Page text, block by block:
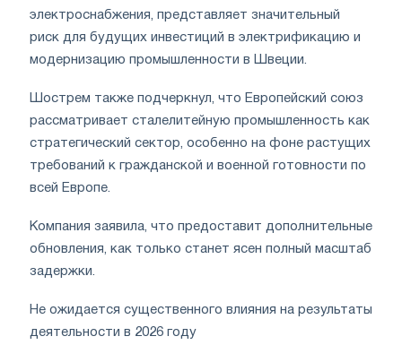
электроснабжения, представляет значительный
риск для будущих инвестиций в электрификацию и
модернизацию промышленности в Швеции.
Шострем также подчеркнул, что Европейский союз
рассматривает сталелитейную промышленность как
стратегический сектор, особенно на фоне растущих
требований к гражданской и военной готовности по
всей Европе.
Компания заявила, что предоставит дополнительные
обновления, как только станет ясен полный масштаб
задержки.
Не ожидается существенного влияния на результаты
деятельности в 2026 году